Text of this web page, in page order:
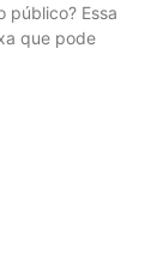
público? Essa
que pode